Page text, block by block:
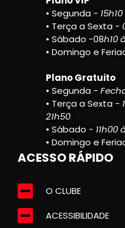
• Segunda -
• Terça a Sexta -
• Sábado -08h10
• Domingo e
Plano Gratuito
• Segunda -
• Terça a Sexta -
21h50
• Sábado - 11h00
• Domingo e
ACESSO RÁPIDO
O CLUBE
ACESSIBILIDADE